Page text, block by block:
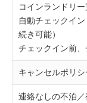
コインランドリ
自動チェックイ
続き可能）
チェックイン前
キャンセルポリシ
連絡なしの不泊